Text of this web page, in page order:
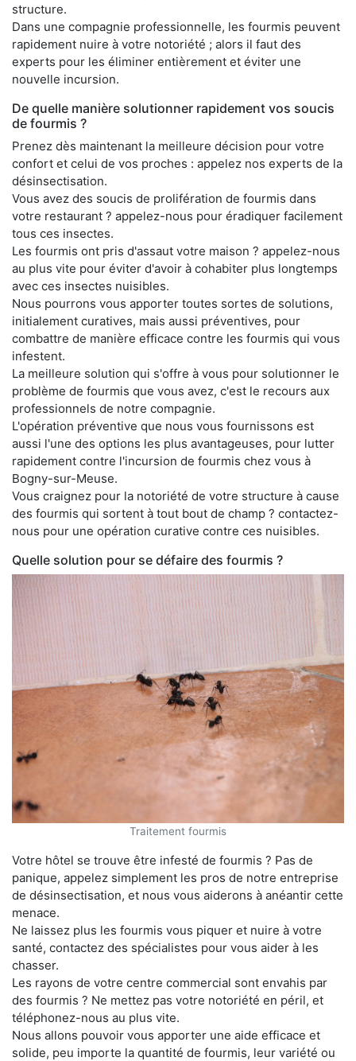
structure.
Dans une compagnie professionnelle, les fourmis peuvent
rapidement nuire à votre notoriété ; alors il faut des
experts pour les éliminer entièrement et éviter une
nouvelle incursion.
De quelle manière solutionner rapidement vos soucis
de fourmis ?
Prenez dès maintenant la meilleure décision pour votre
confort et celui de vos proches : appelez nos experts de la
désinsectisation.
Vous avez des soucis de prolifération de fourmis dans
votre restaurant ? appelez-nous pour éradiquer facilement
tous ces insectes.
Les fourmis ont pris d'assaut votre maison ? appelez-nous
au plus vite pour éviter d'avoir à cohabiter plus longtemps
avec ces insectes nuisibles.
Nous pourrons vous apporter toutes sortes de solutions,
initialement curatives, mais aussi préventives, pour
combattre de manière efficace contre les fourmis qui vous
infestent.
La meilleure solution qui s'offre à vous pour solutionner le
problème de fourmis que vous avez, c'est le recours aux
professionnels de notre compagnie.
L'opération préventive que nous vous fournissons est
aussi l'une des options les plus avantageuses, pour lutter
rapidement contre l'incursion de fourmis chez vous à
Bogny-sur-Meuse.
Vous craignez pour la notoriété de votre structure à cause
des fourmis qui sortent à tout bout de champ ? contactez-
nous pour une opération curative contre ces nuisibles.
Quelle solution pour se défaire des fourmis ?
Traitement fourmis
Votre hôtel se trouve être infesté de fourmis ? Pas de
panique, appelez simplement les pros de notre entreprise
de désinsectisation, et nous vous aiderons à anéantir cette
menace.
Ne laissez plus les fourmis vous piquer et nuire à votre
santé, contactez des spécialistes pour vous aider à les
chasser.
Les rayons de votre centre commercial sont envahis par
des fourmis ? Ne mettez pas votre notoriété en péril, et
téléphonez-nous au plus vite.
Nous allons pouvoir vous apporter une aide efficace et
solide, peu importe la quantité de fourmis, leur variété ou